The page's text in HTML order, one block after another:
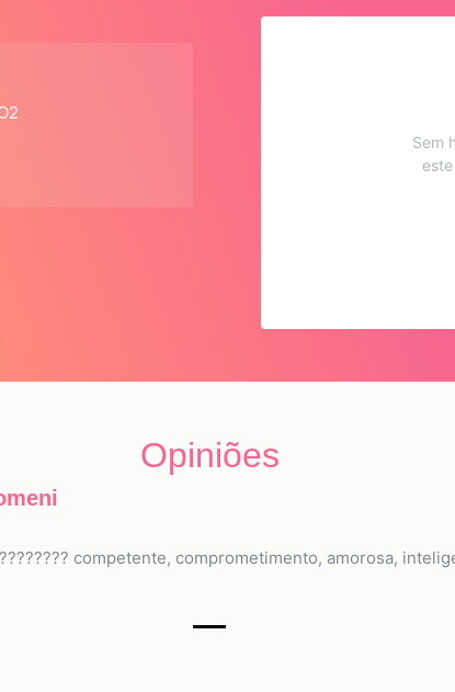
Sem
Opiniões
competente, comprometimento, amorosa,